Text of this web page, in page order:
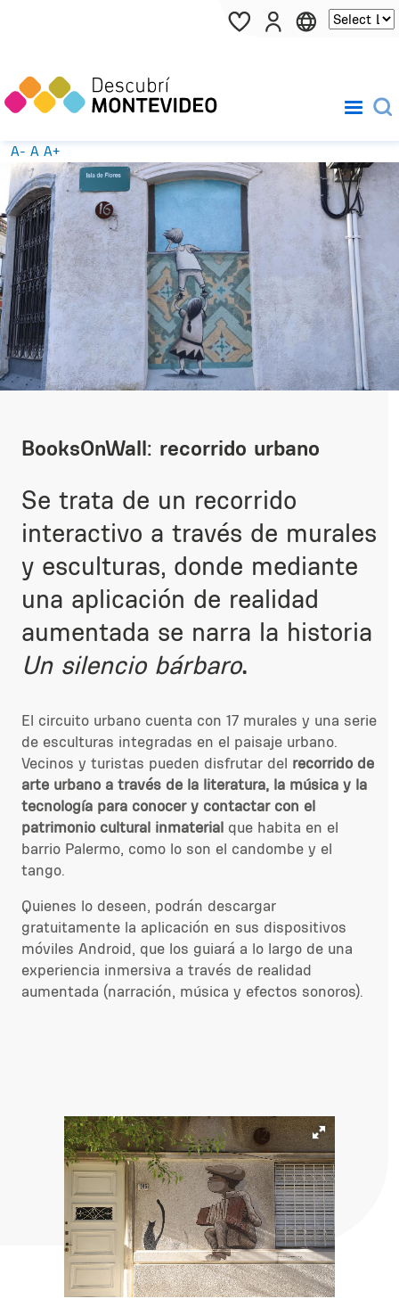
Pasar al contenido principal
A- A A+
BooksOnWall: recorrido urbano
Se trata de un recorrido
interactivo a través de murales
y esculturas, donde mediante
una aplicación de realidad
aumentada se narra la historia
Un silencio bárbaro.
El circuito urbano cuenta con 17 murales y una serie
de esculturas integradas en el paisaje urbano.
Vecinos y turistas pueden disfrutar del recorrido de
arte urbano a través de la literatura, la música y la
tecnología para conocer y contactar con el
patrimonio cultural inmaterial que habita en el
barrio Palermo, como lo son el candombe y el
tango.
Quienes lo deseen, podrán descargar
gratuitamente la aplicación en sus dispositivos
móviles Android, que los guiará a lo largo de una
experiencia inmersiva a través de realidad
aumentada (narración, música y efectos sonoros).